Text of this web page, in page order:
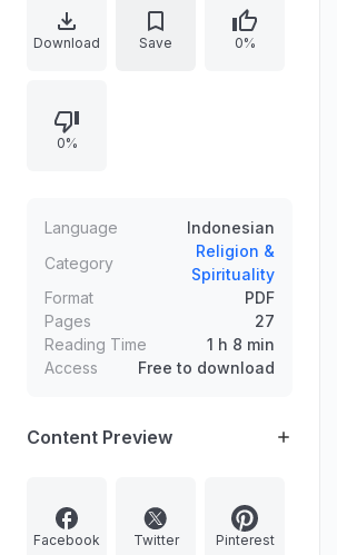
mingguan, dan harian. Pembahasan
juga menganjurkan memperbanyak
disertai dalil-dalil hadis tentang
Rasulullah yang banyak berpuasa di
Download Save 0%
0%
Language
Indonesian
Category
Religion &
Spirituality
Format
PDF
Pages
27
Reading Time
1 h 8 min
Access
Free to download
Content Preview
Facebook Twitter Pinterest